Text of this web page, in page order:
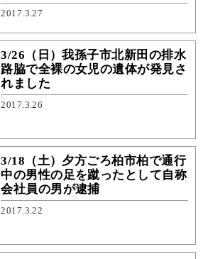
2017.3.27
3/26（日）我孫子市北新田の排水
路脇で全裸の女児の遺体が発見さ
れました
2017.3.26
3/18（土）夕方ごろ柏市柏で通行
中の男性の足を蹴ったとして自称
会社員の男が逮捕
2017.3.22